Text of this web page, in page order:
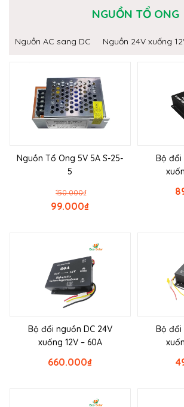
NGUỒN TỔ ONG
Nguồn AC sang DC Nguồn 24V xuống
Nguồn Tổ Ong 5V 5A S-25-
5
₫
150.000
₫
99.000
Bộ đổi
Bộ đổi nguồn DC 24V
xuống 12V – 60A
₫
660.000
Bộ đổi